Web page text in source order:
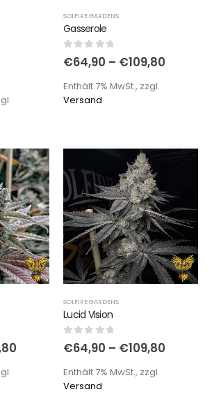
SOLFIRE GARDENS
Gasserole
0out of 5
€64,90 – €109,80
Enthält 7% MwSt., zzgl.
Versand
SOLFIRE GARDENS
Lucid Vision
0out of 5
€64,90 – €109,80
Enthält 7% MwSt., zzgl.
Versand